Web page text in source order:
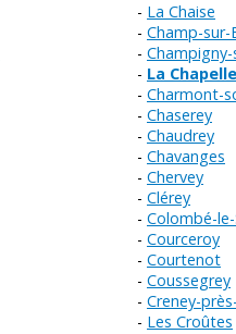
La Chaise
Champ-sur-
La
Charmont-
Chaserey
Chaudrey
Chavanges
Chervey
Clérey
Colombé-
Courceroy
Courtenot
Coussegrey
Creney-
Les Croûtes